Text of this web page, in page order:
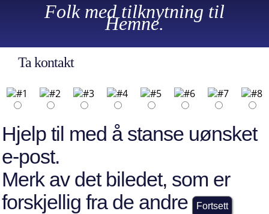
Folk med tilknytning til
Hemne.
Ta kontakt
Hjelp til med å stanse uønsket
e-post.
Merk av det biledet, som er
forskjellig fra de andre